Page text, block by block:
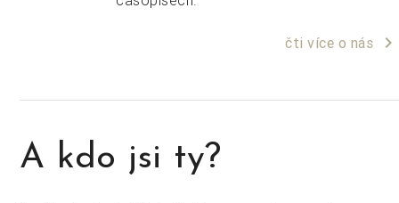
čti více o nás keyboard_arrow_right
A kdo jsi ty?